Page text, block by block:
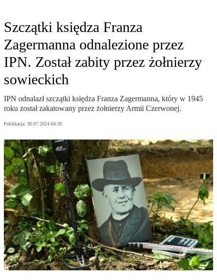
Szczątki księdza Franza
Zagermanna odnalezione przez
IPN. Został zabity przez żołnierzy
sowieckich
IPN odnalazł szczątki księdza Franza Zagermanna, który w 1945
roku został zakatowany przez żołnierzy Armii Czerwonej.
Publikacja: 30.07.2024 04:30